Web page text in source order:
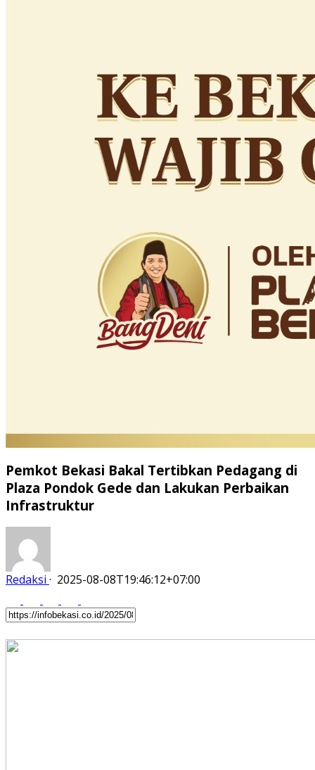
Pemkot Bekasi Bakal Tertibkan Pedagang di
Plaza Pondok Gede dan Lakukan Perbaikan
Infrastruktur
Redaksi · 2025-08-08T19:46:12+07:00